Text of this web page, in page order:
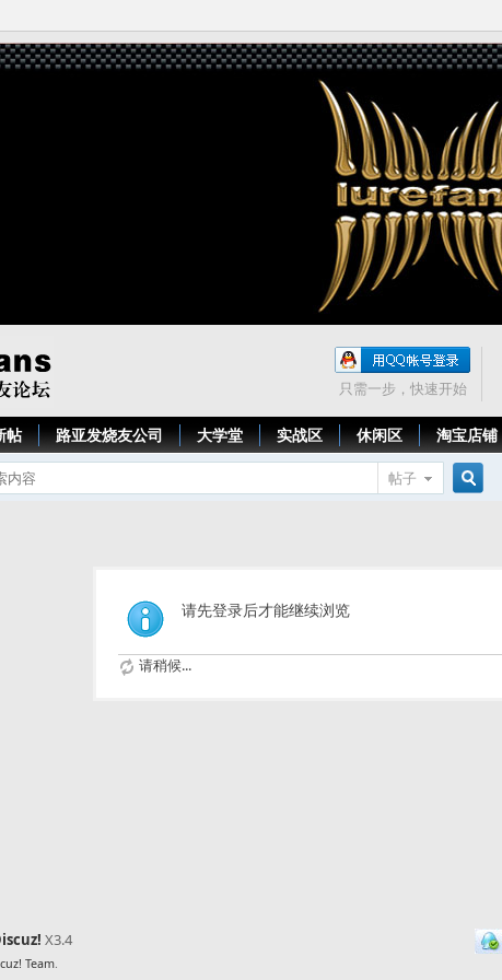
只需一步，快速开始
帖 路亚发烧友公司 大学堂 实战区 休闲区 淘宝店铺
帖子
请先登录后才能继续浏览
请稍候...
X3.4
Team.